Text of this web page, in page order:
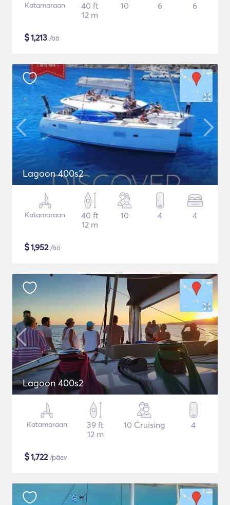
Katamaraan
40 ft
12 m
10 6 6
$1,213 /öö
Lagoon 400s2
Katamaraan
40 ft
12 m
10 4 4
$1,952/öö
Lagoon 400s2
Katamaraan
39 ft
12 m
10 Cruising 4
$1,722/päev